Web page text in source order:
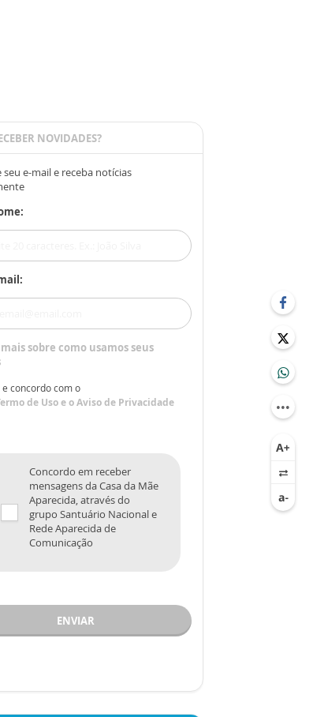
NOVIDADES?
seu e-mail e receba notícias
sobre como usamos seus
e concordo com o
de Usoe oAviso de Privacidade
Concordo em receber
mensagens da Casa da Mãe
Aparecida, através do
grupo Santuário Nacional e
Rede Aparecida de
Comunicação
ENVIAR